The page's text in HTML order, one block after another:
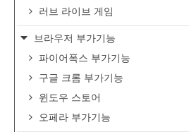
러브 라이브 게임
브라우저 부가기능
파이어폭스 부가기능
구글 크롬 부가기능
윈도우 스토어
오페라 부가기능